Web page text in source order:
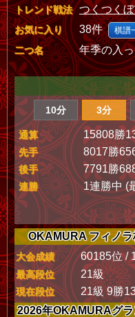
トレンド戦法 つくつく
お気に入り 38件 棋譜
二つ名 年季の入
10分 3分
通算 15808勝
先手 8017勝
後手 7791勝
連勝 1連勝中 (
OKAMURA フィノ
大会成績 60185位 /
最高段位 21級
現在段位
21級 9勝
2026年OKAMURAグ